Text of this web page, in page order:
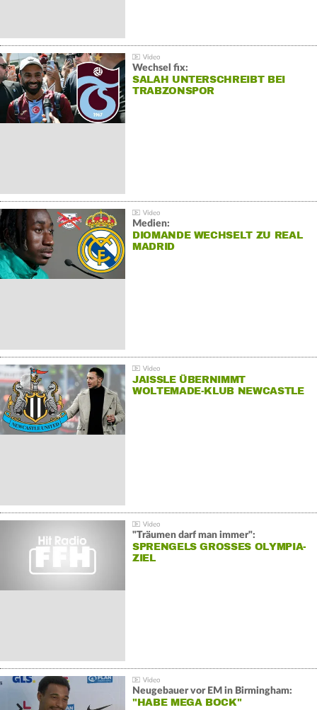
Wechsel fix:
SALAH UNTERSCHREIBT BEI
TRABZONSPOR
Medien:
DIOMANDE WECHSELT ZU REAL
MADRID
JAISSLE ÜBERNIMMT
WOLTEMADE-KLUB NEWCASTLE
"Träumen darf man immer":
SPRENGELS GROSSES OLYMPIA-Z
IEL
Neugebauer vor EM in Birmingham:
"HABE MEGA BOCK"